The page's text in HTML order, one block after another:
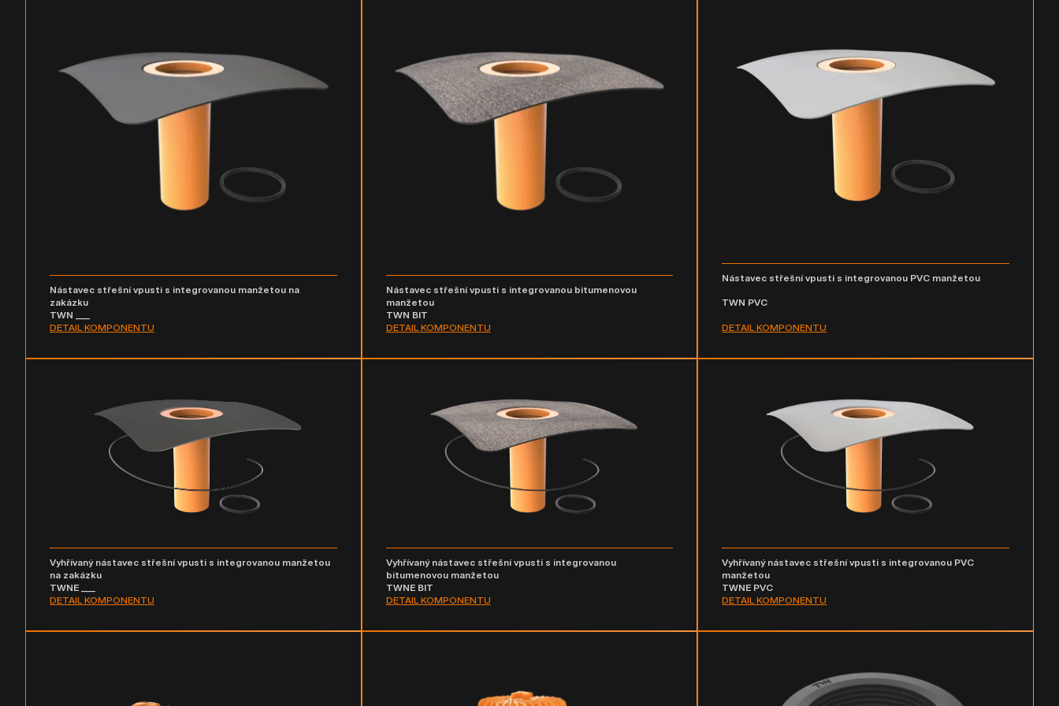
Nástavec střešní vpusti s integrovanou manžetou na
zakázku
TWN ___
DETAIL KOMPONENTU
Nástavec střešní vpusti s integrovanou bitumenovou
manžetou
TWN BIT
DETAIL KOMPONENTU
Nástavec střešní vpusti s integrovanou PVC manžetou
TWN PVC
DETAIL KOMPONENTU
Vyhřívaný nástavec střešní vpusti s integrovanou manžetou
na zakázku
TWNE ___
DETAIL KOMPONENTU
Vyhřívaný nástavec střešní vpusti s integrovanou
bitumenovou manžetou
TWNE BIT
DETAIL KOMPONENTU
Vyhřívaný nástavec střešní vpusti s integrovanou PVC
manžetou
TWNE PVC
DETAIL KOMPONENTU